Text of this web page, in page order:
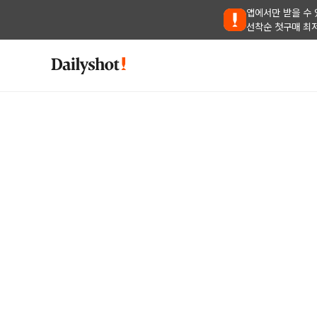
앱에서만 받을 수
선착순 첫구매 최